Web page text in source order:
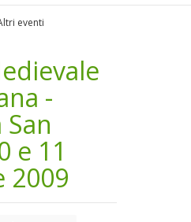
eventi
-
e 11
2009